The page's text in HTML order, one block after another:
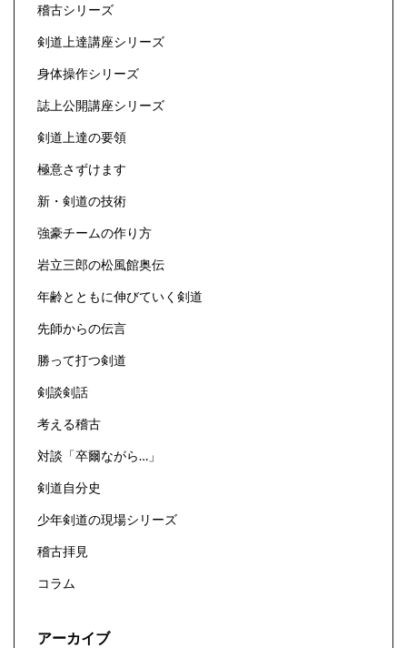
稽古シリーズ
剣道上達講座シリーズ
身体操作シリーズ
誌上公開講座シリーズ
剣道上達の要領
極意さずけます
新・剣道の技術
強豪チームの作り方
岩立三郎の松風館奥伝
年齢とともに伸びていく剣道
先師からの伝言
勝って打つ剣道
剣談剣話
考える稽古
対談「卒爾ながら…」
剣道自分史
少年剣道の現場シリーズ
稽古拝見
コラム
アーカイブ